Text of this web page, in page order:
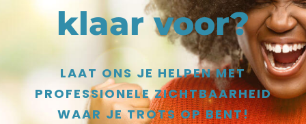
klaar voor?
LAAT ONS JE HELPEN MET
PROFESSIONELE ZICHTBAARHEID
WAAR JE TROTS OP BENT!